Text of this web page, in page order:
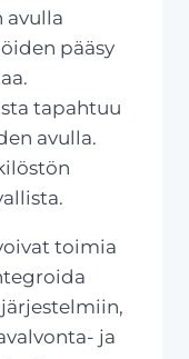
avulla
pääsy
tapahtuu
avulla.
toimia
ja